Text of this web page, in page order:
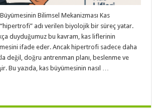
Bilimsel Mekanizması Kas
adı verilen biyolojik bir süreç yatar.
duyduğumuz bu kavram, kas liflerinin
ifade eder. Ancak hipertrofi sadece daha
değil, doğru antrenman planı, beslenme ve
Bu yazıda, kas büyümesinin nasıl …